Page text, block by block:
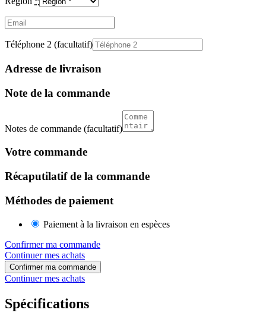
Email
Téléphone 2 (facultatif)
Adresse de livraison
Note de la commande
Notes de commande (facultatif)
Votre commande
Récaputilatif de la commande
Méthodes de paiement
Paiement à la livraison en espèces
Confirmer ma commande
Continuer mes achats
Confirmer ma commande
Continuer mes achats
Spécifications